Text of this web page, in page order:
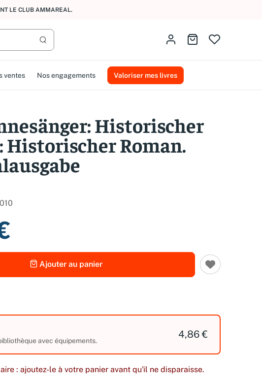
LE CLUB AMMAREAL.
Lancer la recherche
Identifiez-vousAller au panier
ventes Nos engagements Valoriser mes livres
Historischer
Historischer Roman.
Ajouter au panier
avec équipements.
4,86 €
: ajoutez-le à votre panier avant qu'il ne disparaisse.